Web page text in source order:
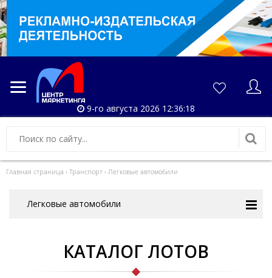
9-го августа 2026 12:36:18
Главная страница › Транспорт › Легковые автомобили
Легковые автомобили
КАТАЛОГ ЛОТОВ